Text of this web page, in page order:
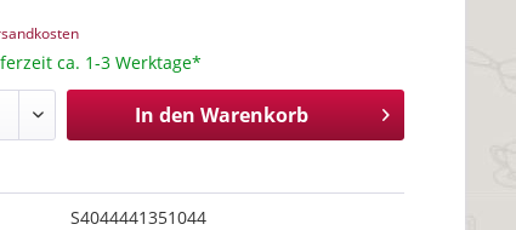
ca. 1-3 Werktage*
In den Warenkorb
S4044441351044